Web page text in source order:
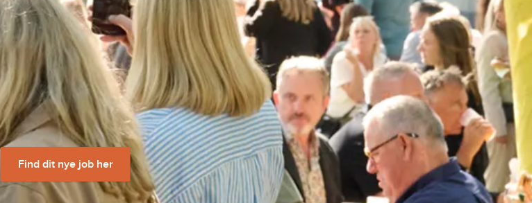
Find dit nye job her